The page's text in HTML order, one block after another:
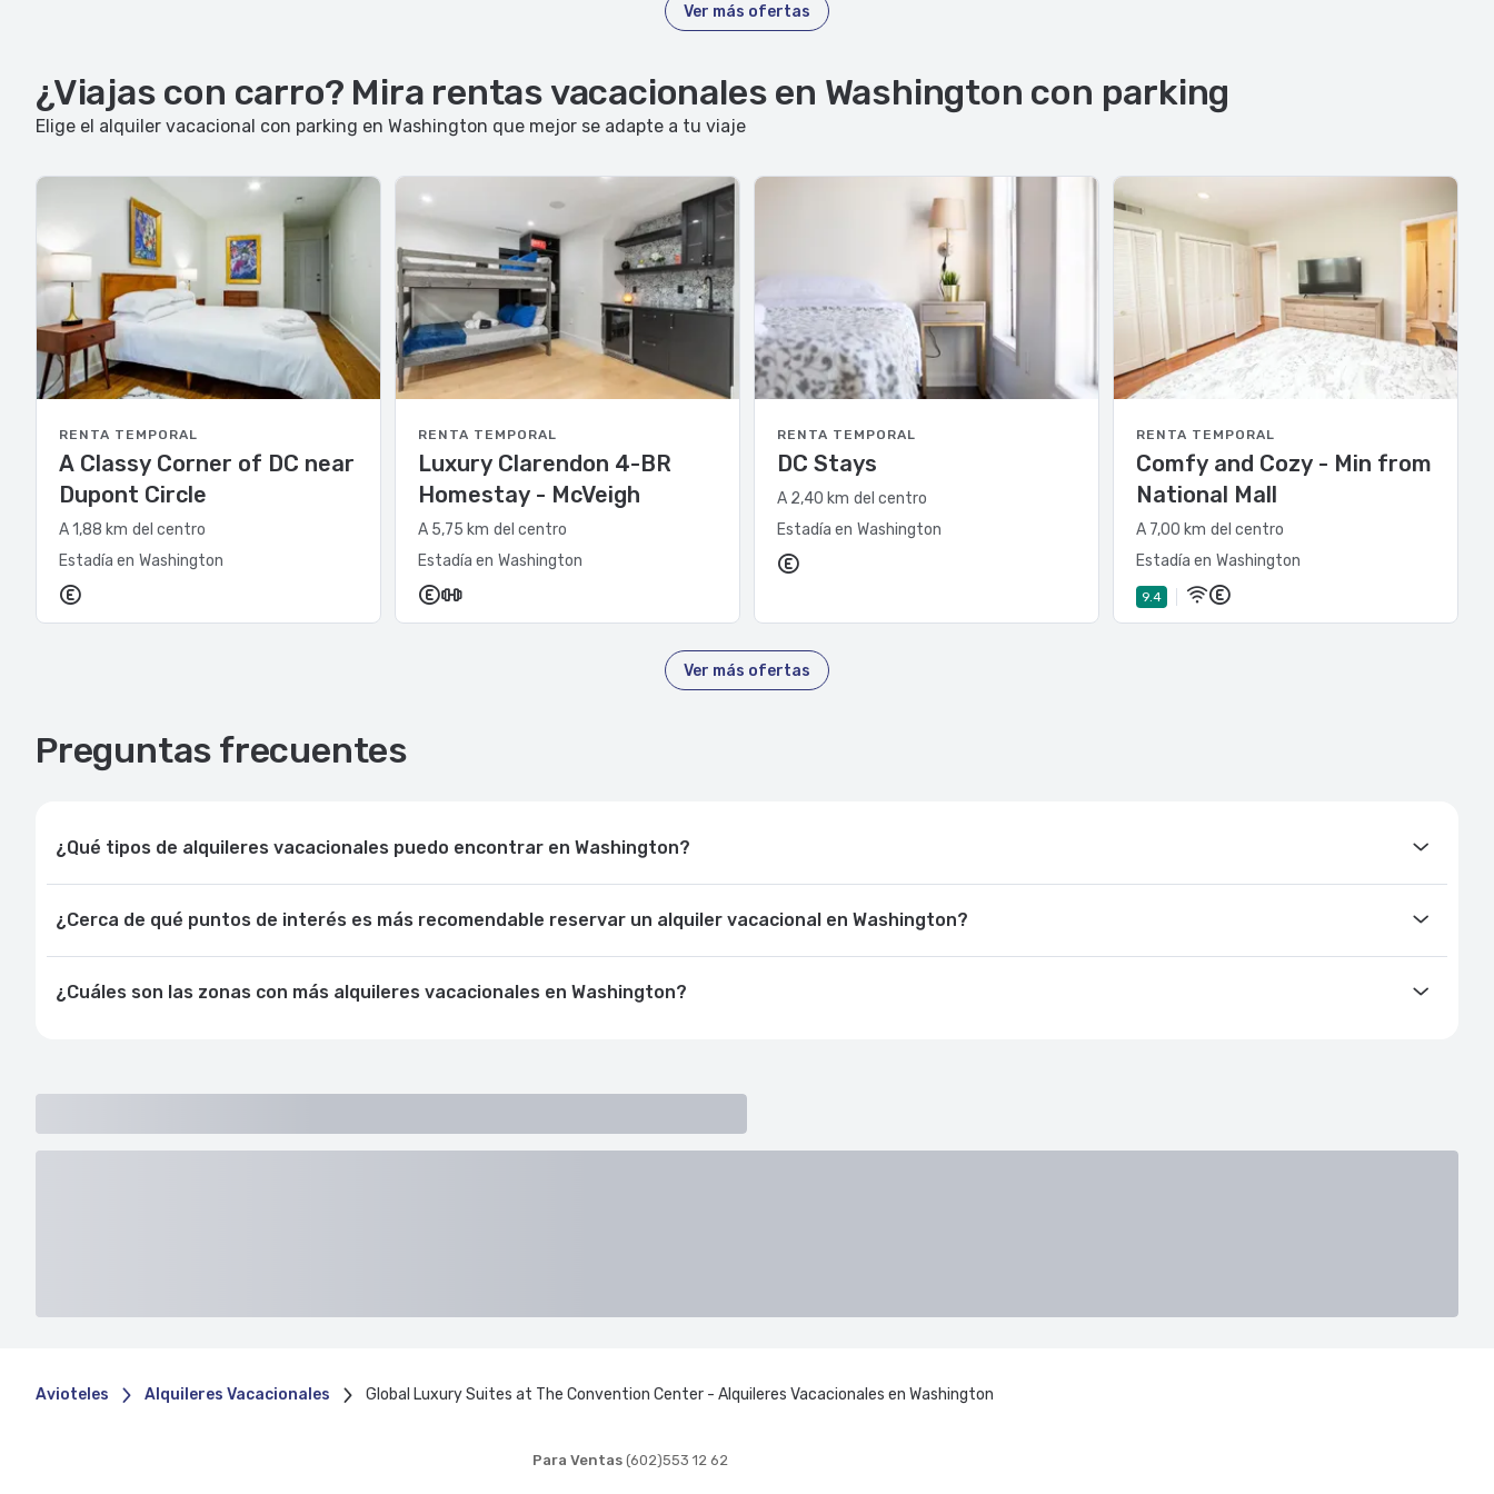
Ver más ofertas
¿Viajas con carro? Mira rentas vacacionales en Washington con parking
Elige el alquiler vacacional con parking en Washington que mejor se adapte a tu viaje
RENTA TEMPORAL
A Classy Corner of DC near
Dupont Circle
A 1,88 km del centro
Estadía en Washington
RENTA TEMPORAL
Luxury Clarendon 4-BR
Homestay - McVeigh
A 5,75 km del centro
Estadía en Washington
RENTA TEMPORAL
DC Stays
A 2,40 km del centro
Estadía en Washington
RENTA TEMPORAL
Comfy and Cozy - Min from
National Mall
A 7,00 km del centro
Estadía en Washington
9.4
Ver más ofertas
Preguntas frecuentes
¿Qué tipos de alquileres vacacionales puedo encontrar en Washington?
¿Cerca de qué puntos de interés es más recomendable reservar un alquiler vacacional en Washington?
¿Cuáles son las zonas con más alquileres vacacionales en Washington?
Avioteles Alquileres Vacacionales Global Luxury Suites at The Convention Center - Alquileres Vacacionales en Washington
Para Ventas (602)553 12 62